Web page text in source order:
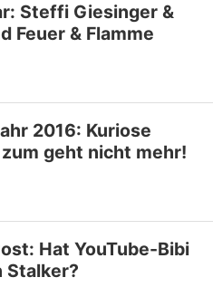
Steffi Giesinger &
Feuer & Flamme
2016: Kuriose
geht nicht mehr!
Hat YouTube-Bibi
Stalker?